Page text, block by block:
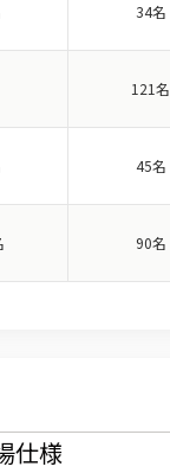
34名
121名
45名
90名
仕様